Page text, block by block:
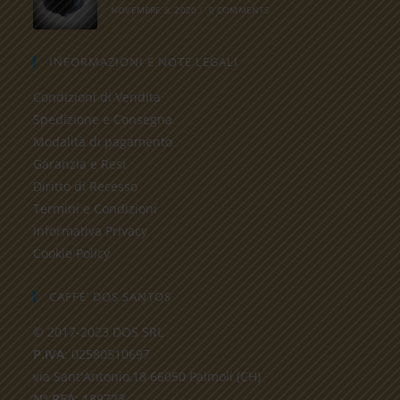
NOVEMBRE 8, 2020 / 0 COMMENTS
INFORMAZIONI E NOTE LEGALI
Condizioni di Vendita
Spedizione e Consegna
Modalità di pagamento
Garanzia e Resi
Diritto di Recesso
Termini e Condizioni
Informativa Privacy
Cookie Policy
CAFFE’ DOS SANTOS
© 2017-2023 DOS SRL
P.IVA: 02580510697
via Sant'Antonio,18 66050 Palmoli (CH)